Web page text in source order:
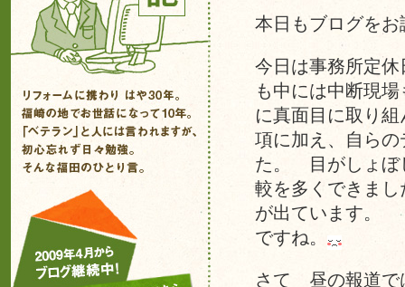
本日もブログを
今日は事務所定
も中には中断現
に真面目に取り
項に加え、自ら
た。 目がしょぼ
較を多くできま
が出ています。
ですね。
さて 昼の報道で